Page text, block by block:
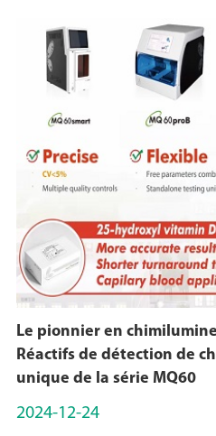
Le pionnier en
Réactifs de détection de
unique de la série MQ60
2024-12-24